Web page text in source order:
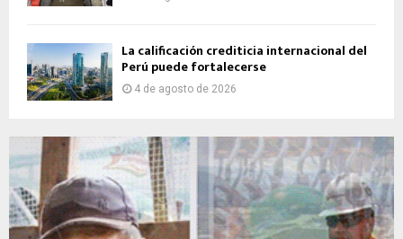
La calificación crediticia internacional del
Perú puede fortalecerse
4 de agosto de 2026